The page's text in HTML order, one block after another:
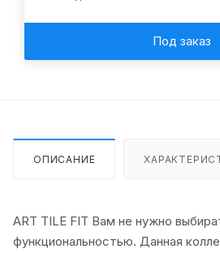
Под заказ
ОПИСАНИЕ
ART TILE FIT Вам не нужно
функциональностью. Данная